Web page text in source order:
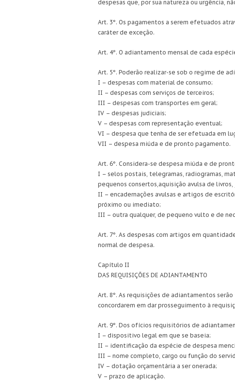
despesas que, por sua natureza ou urgência,
Art. 3°. Os pagamentos a serem efetuados
caráter de exceção.
Art. 4°. O adiantamento mensal de cada
Art. 5°. Poderão realizar-se sob o regime de
I – despesas com material de consumo;
II – despesas com serviços de terceiros;
III – despesas com transportes em geral;
IV – despesas judiciais;
V – despesas com representação eventual;
VI – despesa que tenha de ser efetuada em
VII – despesa miúda e de pronto pagamento.
Art. 6°. Considera-se despesa miúda e de
I – selos postais, telegramas, radiogramas,
pequenos consertos,aquisição avulsa de
II – encadernações avulsas e artigos de
próximo ou imediato;
III – outra qualquer, de pequeno vulto e de
Art. 7°. As despesas com artigos em
normal de despesa.
Capítulo II
DAS REQUISIÇÕES DE ADIANTAMENTO
Art. 8°. As requisições de adiantamentos
concordarem em dar prosseguimento à
Art. 9°. Dos ofícios requisitórios de
I – dispositivo legal em que se baseia;
II – identificação da espécie de despesa
III – nome completo, cargo ou função do
IV – dotação orçamentária a ser onerada;
V – prazo de aplicação.